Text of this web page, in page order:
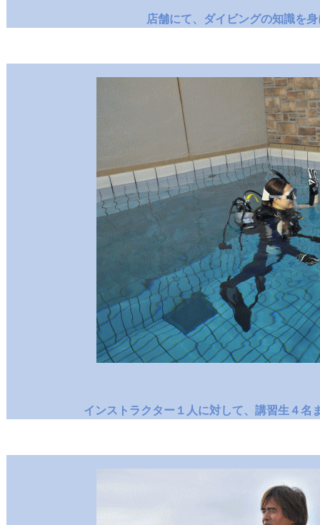
店舗にて、ダイビングの知識を
インストラクター１人に対して、講習生４